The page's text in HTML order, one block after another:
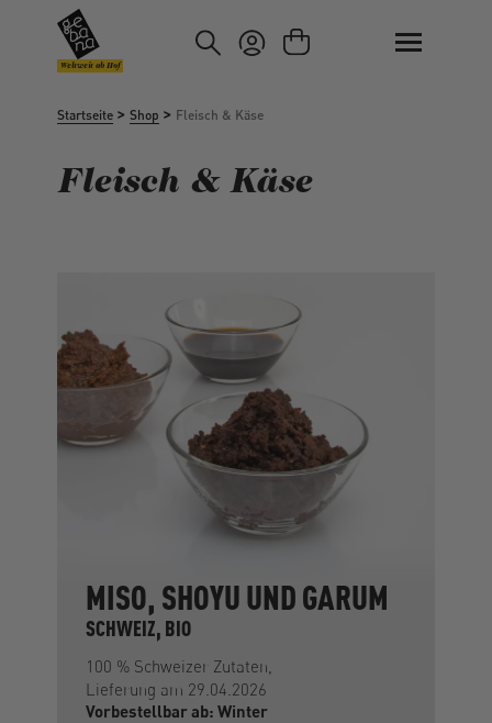
Hauptinhalt springen
Zur Suche springen
Weltweit ab Hof
Startseite > Shop > Fleisch & Käse
Fleisch & Käse
MISO, SHOYU UND GARUM
SCHWEIZ, BIO
100 % Schweizer Zutaten,
Lieferung am 29.04.2026
Vorbestellbar ab: Winter